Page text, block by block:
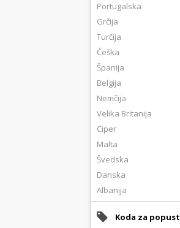
Portugalska
Grčija
Turčija
Češka
Španija
Belgija
Nemčija
Velika Britanija
Ciper
Malta
Švedska
Danska
Albanija
Koda za popust